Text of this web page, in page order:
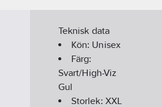
Teknisk data
Kön: Unisex
Färg:
Svart/High-Viz
Gul
Storlek: XXL